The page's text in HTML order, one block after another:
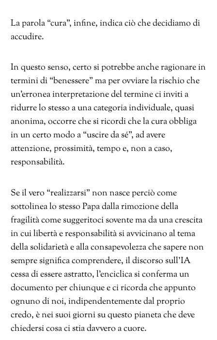
La parola “cura”, infine, indica ciò che decidiamo di
accudire.
In questo senso, certo si potrebbe anche ragionare in
termini di “benessere” ma per ovviare la rischio che
un’erronea interpretazione del termine ci inviti a
ridurre lo stesso a una categoria individuale, quasi
anonima, occorre che si ricordi che la cura obbliga
in un certo modo a “uscire da sé”, ad avere
attenzione, prossimità, tempo e, non a caso,
responsabilità.
Se il vero “realizzarsi” non nasce perciò come
sottolinea lo stesso Papa dalla rimozione della
fragilità come suggeritoci sovente ma da una crescita
in cui libertà e responsabilità si avvicinano al tema
della solidarietà e alla consapevolezza che sapere non
sempre significa comprendere, il discorso sull’IA
cessa di essere astratto, l’enciclica si conferma un
documento per chiunque e ci ricorda che appunto
ognuno di noi, indipendentemente dal proprio
credo, è nei suoi giorni su questo pianeta che deve
chiedersi cosa ci stia davvero a cuore.